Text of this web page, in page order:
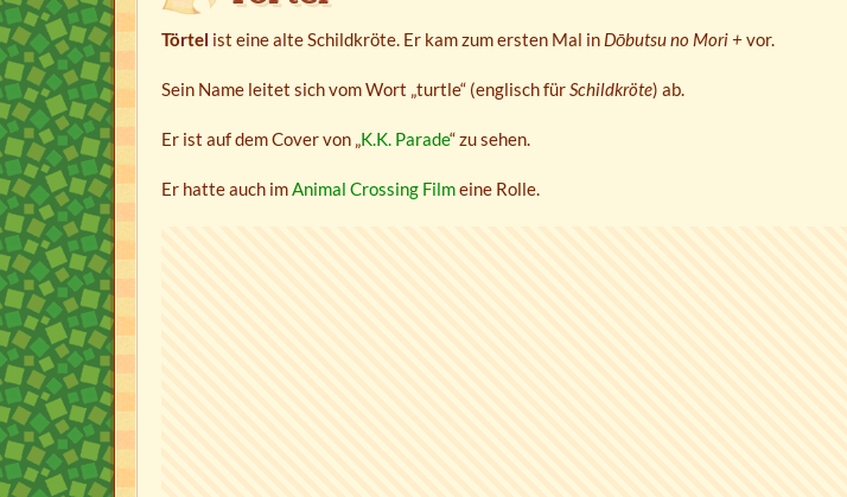
Törtel ist eine alte Schildkröte. Er kam zum ersten Mal in Dōbutsu no Mori +vor.
Sein Name leitet sich vom Wort „turtle“ (englisch fürSchildkröte) ab.
Er ist auf dem Cover von „K.K. Parade“ zu sehen.
Er hatte auch imAnimal Crossing Filmeine Rolle.